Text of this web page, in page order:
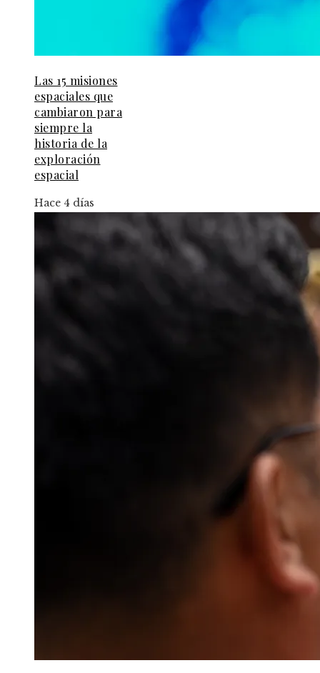
Las 15 misiones
espaciales que
cambiaron para
siempre la
historia de la
exploración
espacial
Hace 4 días